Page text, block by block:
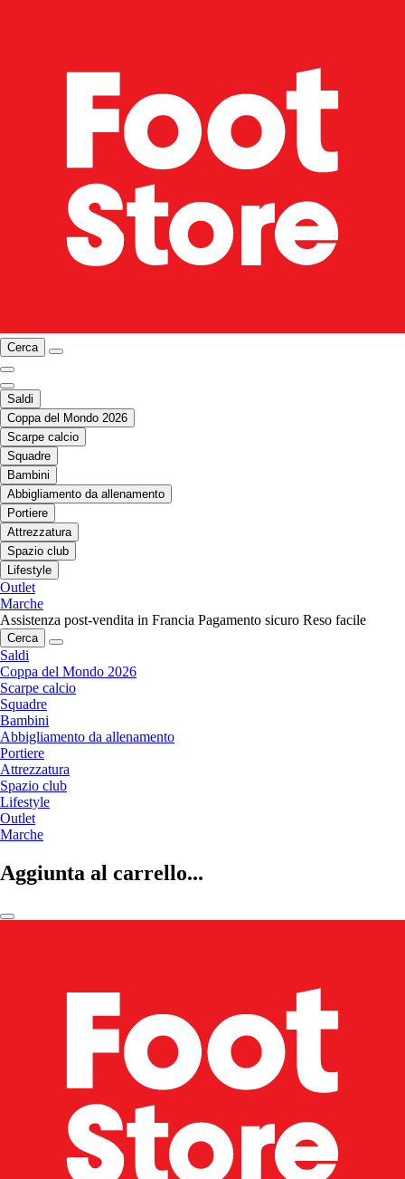
Cerca
Saldi
Coppa del Mondo 2026
Scarpe calcio
Squadre
Bambini
Abbigliamento da allenamento
Portiere
Attrezzatura
Spazio club
Lifestyle
Outlet
Marche
Assistenza post-vendita in Francia Pagamento sicuro Reso facile
Cerca
Saldi
Coppa del Mondo 2026
Scarpe calcio
Squadre
Bambini
Abbigliamento da allenamento
Portiere
Attrezzatura
Spazio club
Lifestyle
Outlet
Marche
Aggiunta al carrello...